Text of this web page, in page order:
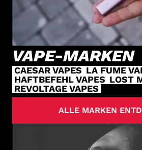
VAPE-MARKEN
CAESAR VAPES LA FUME
HAFTBEFEHL VAPES LOST
REVOLTAGE VAPES
ALLE MARKEN